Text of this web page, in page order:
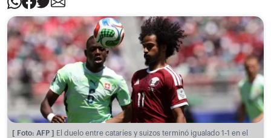
[ Foto: AFP ]
El duelo entre cataríes y suizos terminó igualado 1-1 en el